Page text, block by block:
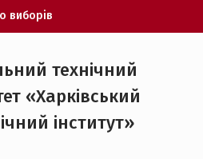
виборів
«Червона
з
технічний
«Харківський
iнститут»